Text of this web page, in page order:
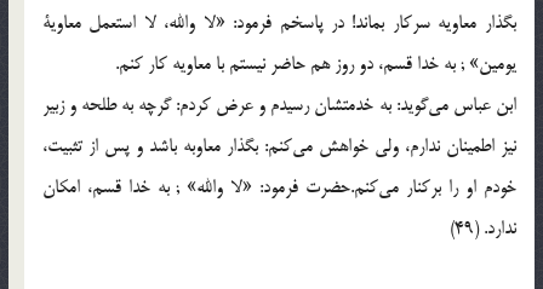
بگذار معاویه سركار بماند! در پاسخم فرمود: «لا والله، لا استعمل معاویة
یومین‌» ; به خدا قسم، دو روز هم حاضر نیستم با معاویه كار كنم.
ابن عباس می‌گوید: به خدمتشان رسیدم و عرض كردم: گرچه به طلحه و زبیر
نیز اطمینان ندارم، ولی خواهش می‌كنم: بگذار معاوبه باشد و پس از تثبیت،
خودم او را بركنار می‌كنم.حضرت فرمود: «لا والله‌» ; به خدا قسم، امكان
ندارد. (49)